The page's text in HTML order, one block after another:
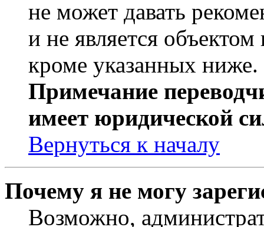
не может давать
и не является
кроме указанных ниже.
Примечание
имеет юридической
Вернуться к началу
Почему я не могу
Возможно,